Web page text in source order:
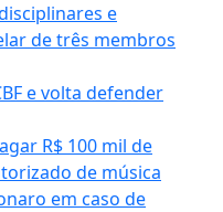
e
de três membros
e volta defender
R$ 100 mil de
de música
em caso de